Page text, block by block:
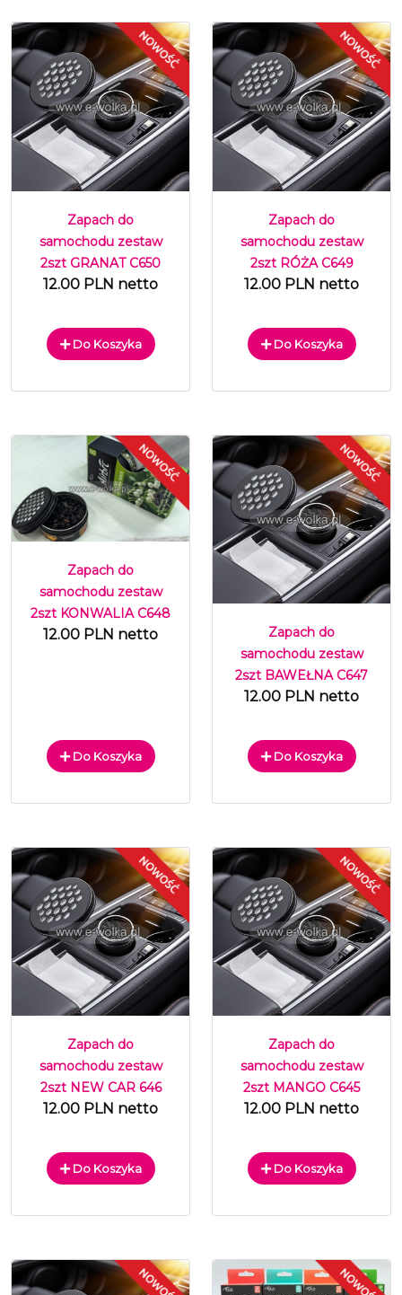
Zapach do
samochodu zestaw
2szt GRANAT C650
12.00 PLN netto
Do Koszyka
Zapach do
samochodu zestaw
2szt RÓŻA C649
12.00 PLN netto
Do Koszyka
Zapach do
samochodu zestaw
2szt KONWALIA C648
12.00 PLN netto
Do Koszyka
Zapach do
samochodu zestaw
2szt BAWEŁNA C647
12.00 PLN netto
Do Koszyka
Zapach do
samochodu zestaw
2szt NEW CAR 646
12.00 PLN netto
Do Koszyka
Zapach do
samochodu zestaw
2szt MANGO C645
12.00 PLN netto
Do Koszyka